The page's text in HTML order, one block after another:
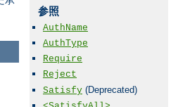
参照
AuthName
AuthType
Require
Reject
Satisfy (Deprecated)